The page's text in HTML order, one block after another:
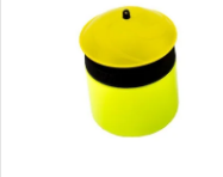
Nejprodávanější
Abecedně